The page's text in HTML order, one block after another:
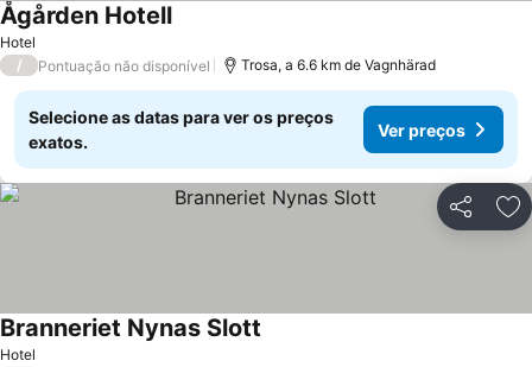
Hotel
Ågården HotellVer preços
/ Pontuação não disponível Trosa, a 6.6 km de Vagnhärad
Selecione as datas para ver os preços
exatos.
Ver preços
Partilhar
Hotel
Branneriet Nynas Slott